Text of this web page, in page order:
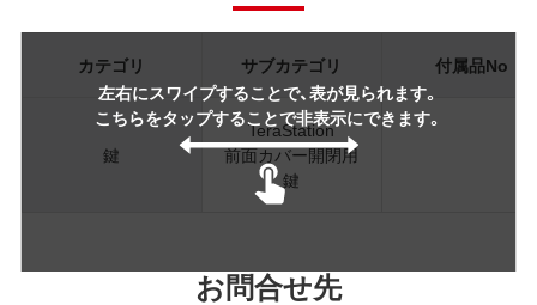
左右にスワイプすることで、表が見られます。
こちらをタップすることで非表示にできます。
カテゴリ サブカテゴリ 付属品No
鍵
TeraStation
前面カバー開閉用
鍵
お問合せ先